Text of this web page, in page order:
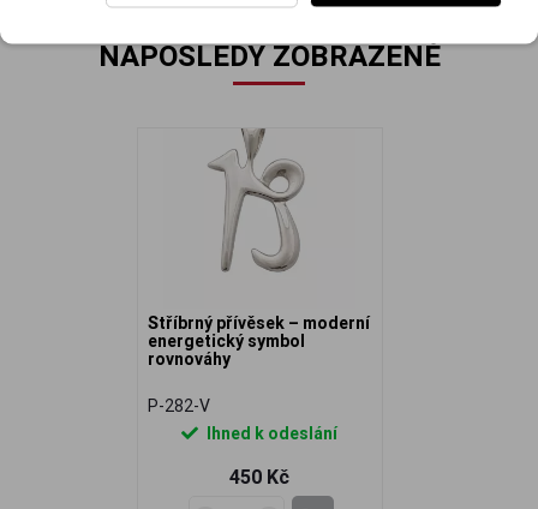
NAPOSLEDY ZOBRAZENÉ
Stříbrný přívěsek – moderní
energetický symbol
rovnováhy
P-282-V
Ihned k odeslání
450 Kč